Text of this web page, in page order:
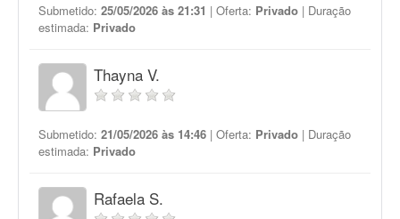
Submetido: 25/05/2026 às 21:31 | Oferta: Privado | Duração
estimada: Privado
Thayna V.
Submetido: 21/05/2026 às 14:46 | Oferta: Privado | Duração
estimada: Privado
Rafaela S.